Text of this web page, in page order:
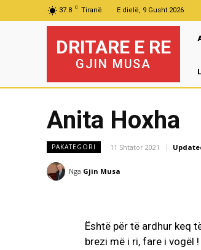
37.8 C Tiranë E dielë, 9 Gusht 2026
DRITARE E RE
GJIN MUSA
Anita Hoxha
PAKATEGORI 11 Shtator 2021
Nga Gjin Musa
Është për të ardhur keq
brezi më i ri, fare i vogël